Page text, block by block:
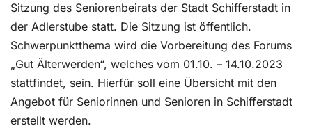
Sitzung des Seniorenbeirats der Stadt Schifferstadt in
der Adlerstube statt. Die Sitzung ist öffentlich.
Schwerpunktthema wird die Vorbereitung des Forums
„Gut Älterwerden“, welches vom 01.10. – 14.10.2023
stattfindet, sein. Hierfür soll eine Übersicht mit den
Angebot für Seniorinnen und Senioren in Schifferstadt
erstellt werden.